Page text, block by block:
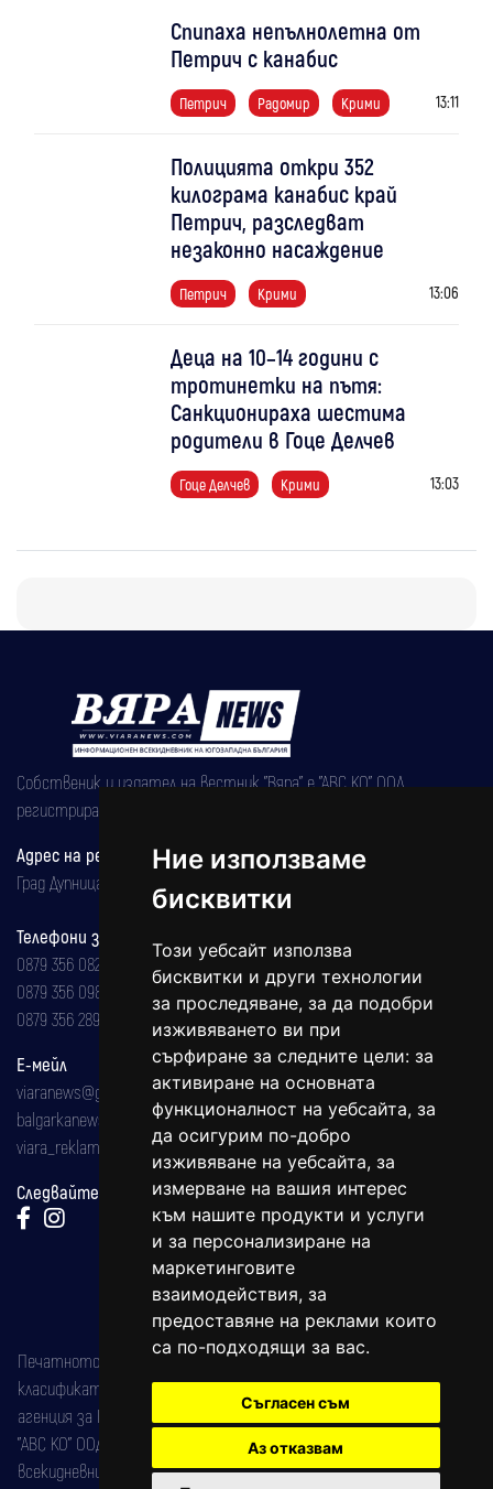
Ние използваме
бисквитки
Този уебсайт използва
бисквитки и други технологии
за проследяване, за да подобри
изживяването ви при
сърфиране за следните цели: за
активиране на основната
функционалност на уебсайта, за
да осигурим по-добро
изживяване на уебсайта, за
измерване на вашия интерес
към нашите продукти и услуги
и за персонализиране на
маркетинговите
взаимодействия, за
предоставяне на реклами които
са по-подходящи за вас.
Съгласен съм
Аз отказвам
Спипаха непълнолетна от
Петрич с канабис
Петрич Радомир Крими 13:11
Полицията откри 352
килограма канабис край
Петрич, разследват
незаконно насаждение
Петрич Крими 13:06
Деца на 10–14 години с
тротинетки на пътя:
Санкционираха шестима
родители в Гоце Делчев
Гоце Делчев Крими 13:03
Собственик и издател на вестник "Вяра" е "АВС КО" ООД,
регистрирана на 08.05.2002 година.
Адрес на редакцията
Град Дупница, ул.''Христо Ботев" 43
Телефони за реклама и абонаменти
0879 356 082
0879 356 098
0879 356 289
Е-мейл
viaranews@gmail.com
balgarkanews@gmail.com
viara_reklama@mail.bg
Следвайте ни:
Печатното издание на вестника е регистрирано в националния
класификатор на печатните издания (Българска национална
агенция за ISSN) под номер: ISSN 1312-4722.
"АВС КО" ООД е притежател на марката: Вяра информационен
всекидневник на югозападна България, със свидетелство за марка